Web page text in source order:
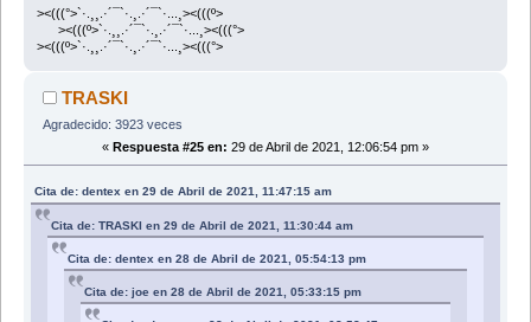
><(((°>`·.¸¸.·´¯`·.¸.·´¯`·...¸><(((º>
><(((º>`·.¸¸.·´¯`·.¸.·´¯`·...¸><(((°>
><(((º>`·.¸¸.·´¯`·.¸.·´¯`·...¸><(((°>
TRASKI
Agradecido: 3923 veces
« Respuesta #25 en: 29 de Abril de 2021, 12:06:54 pm »
Cita de: dentex en 29 de Abril de 2021, 11:47:15 am
Cita de: TRASKI en 29 de Abril de 2021, 11:30:44 am
Cita de: dentex en 28 de Abril de 2021, 05:54:13 pm
Cita de: joe en 28 de Abril de 2021, 05:33:15 pm